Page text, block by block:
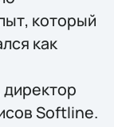
который
как
Softline.